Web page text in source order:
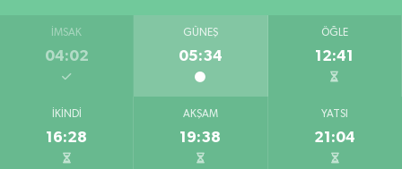
İMSAK
04:02
GÜNEŞ
05:34
ÖĞLE
12:41
İKINDI
16:28
AKŞAM
19:38
YATSI
21:04